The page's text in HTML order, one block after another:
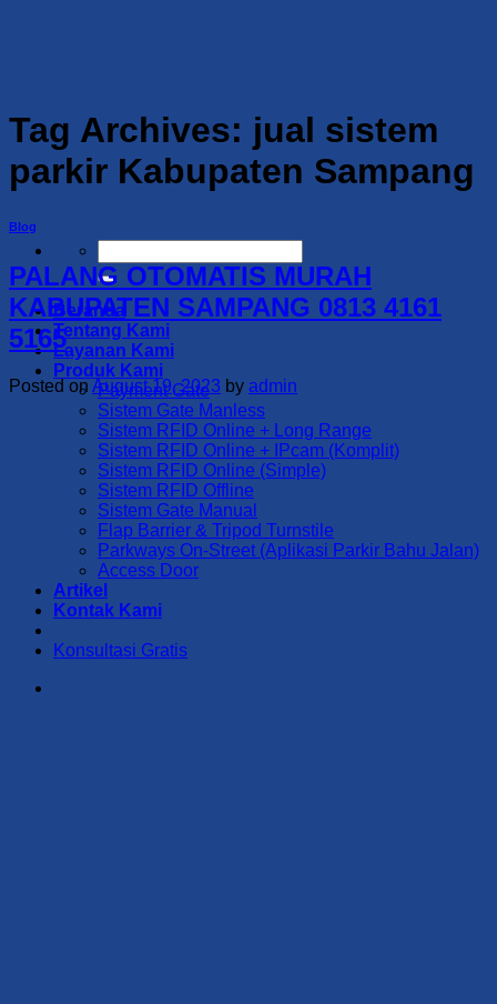
for:
Beranda
Tentang Kami
Layanan Kami
Produk Kami
Payment Gate
Sistem Gate Manless
Sistem RFID Online + Long Range
Sistem RFID Online + IPcam (Komplit)
Sistem RFID Online (Simple)
Sistem RFID Offline
Sistem Gate Manual
Flap Barrier & Tripod Turnstile
Parkways On-Street (Aplikasi Parkir Bahu Jalan)
Access Door
Artikel
Kontak Kami
Konsultasi Gratis
Tag Archives: jual sistem
parkir Kabupaten Sampang
Blog
PALANG OTOMATIS MURAH
KABUPATEN SAMPANG 0813 4161
5165
Posted on August 19, 2023 by admin